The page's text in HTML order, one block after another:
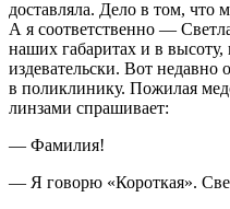
доставляла. Дело в том,
А я соответственно —
наших габаритах и в
издевательски. Вот
в поликлинику. Пожилая
линзами спрашивает:
— Фамилия!
— Я говорю «Короткая».